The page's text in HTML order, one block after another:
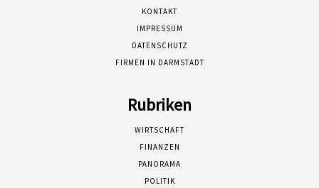
KONTAKT
IMPRESSUM
DATENSCHUTZ
FIRMEN IN DARMSTADT
Rubriken
WIRTSCHAFT
FINANZEN
PANORAMA
POLITIK